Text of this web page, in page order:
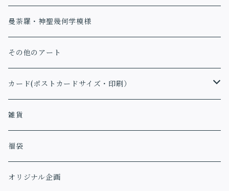
曼荼羅・神聖幾何学模様
その他のアート
カード(ポストカードサイズ・印刷）
アファメーションカード
雑貨
福袋
オリジナル企画